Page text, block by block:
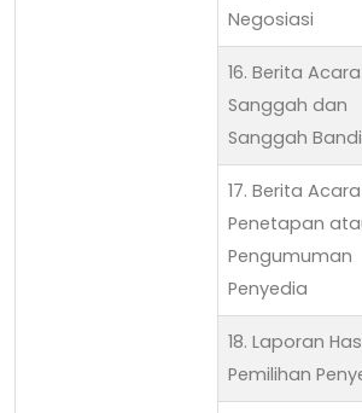
Negosiasi
16. Berita Acara
Sanggah dan
Sanggah
17. Berita Acara
Penetapan
Pengumuman
Penyedia
18. Laporan
Pemilihan